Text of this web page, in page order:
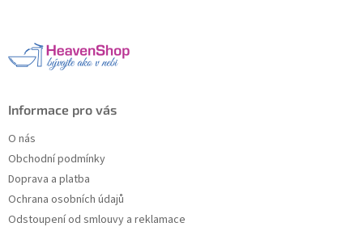
Informace pro vás
O nás
Obchodní podmínky
Doprava a platba
Ochrana osobních údajů
Odstoupení od smlouvy a reklamace